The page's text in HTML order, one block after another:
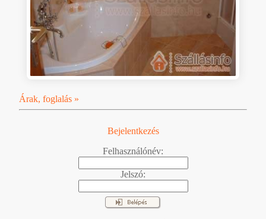
Árak, foglalás »
Bejelentkezés
Felhasználónév:
Jelszó: